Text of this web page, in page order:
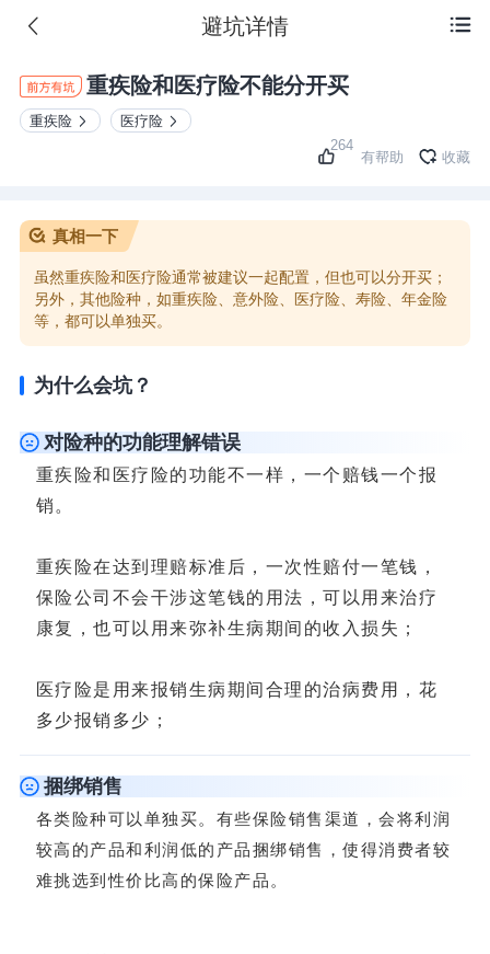
 避坑详情
重疾险和医疗险不能分开买
重疾险
医疗险
264
有帮助 收藏
真相一下
虽然重疾险和医疗险通常被建议一起配置，但也可以分开买；
另外，其他险种，如重疾险、意外险、医疗险、寿险、年金险
等，都可以单独买。
为什么会坑？
对险种的功能理解错误
重疾险和医疗险的功能不一样，一个赔钱一个报
销。
重疾险在达到理赔标准后，一次性赔付一笔钱，
保险公司不会干涉这笔钱的用法，可以用来治疗
康复，也可以用来弥补生病期间的收入损失；
医疗险是用来报销生病期间合理的治病费用，花
多少报销多少；
捆绑销售
各类险种可以单独买。有些保险销售渠道，会将利润
较高的产品和利润低的产品捆绑销售，使得消费者较
难挑选到性价比高的保险产品。